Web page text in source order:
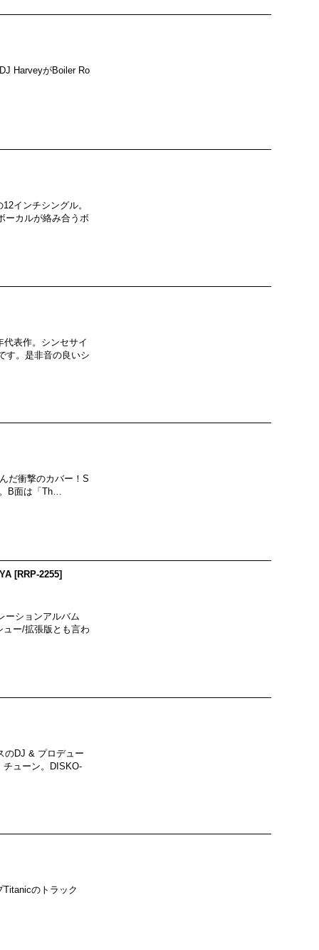
HarveyがBoiler Ro
インチシングル。
ーカルが絡み合うボ
表作。シンセサイ
す。是非音の良いシ
だ衝撃のカバー！S
B面は「Th…
[RRP-2255]
ーションアルバム
ュー/拡張版とも言わ
のDJ & プロデュー
チューン。DISKO-
のトラック